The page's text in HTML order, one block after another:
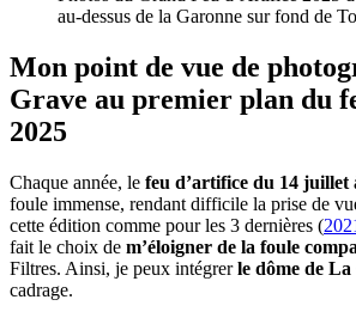
au-dessus de la Garonne sur fond de
Mon point de vue de
Grave au premier plan du
2025
Chaque année, le feu d’artifice du 14 juillet
foule immense, rendant difficile la prise de
cette édition comme pour les 3 dernières (
fait le choix de m’éloigner de la foule
Filtres. Ainsi, je peux intégrerle dôme de
cadrage.